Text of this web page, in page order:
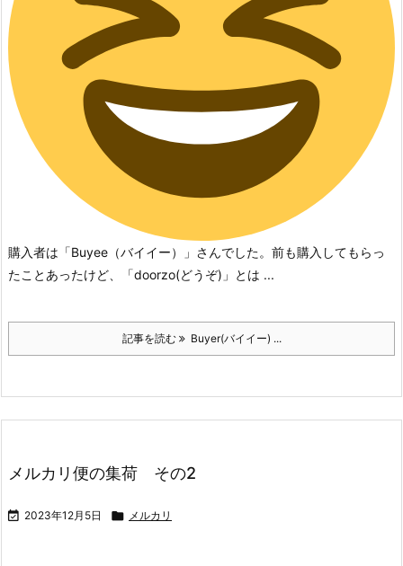
購入者は「Buyee（バイイー）」さんでした。 前も購入してもらっ
たことあったけど、「doorzo(どうぞ)」とは ...
記事を読む Buyer(バイイー) ...
メルカリ便の集荷 その2
 2023年12月5日  メルカリ